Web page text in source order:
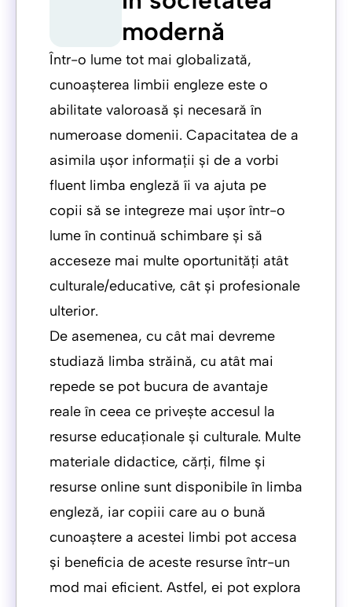
modernă
Într-o lume tot mai globalizată,
cunoașterea limbii engleze este o
abilitate valoroasă și necesară în
numeroase domenii. Capacitatea de a
asimila ușor informații și de a vorbi
fluent limba engleză îi va ajuta pe
copii să se integreze mai ușor într-o
lume în continuă schimbare și să
acceseze mai multe oportunități atât
culturale/educative, cât și profesionale
ulterior.
De asemenea, cu cât mai devreme
studiază limba străină, cu atât mai
repede se pot bucura de avantaje
reale în ceea ce privește accesul la
resurse educaționale și culturale. Multe
materiale didactice, cărți, filme și
resurse online sunt disponibile în limba
engleză, iar copiii care au o bună
cunoaștere a acestei limbi pot accesa
și beneficia de aceste resurse într-un
mod mai eficient. Astfel, ei pot explora